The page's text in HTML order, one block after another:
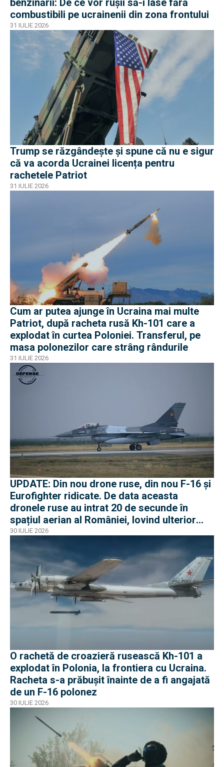
benzinării: De ce vor rușii să-i lase fără
combustibili pe ucrainenii din zona frontului
31 IULIE 2026
Trump se răzgândește și spune că nu e sigur
că va acorda Ucrainei licența pentru
rachetele Patriot
31 IULIE 2026
Cum ar putea ajunge în Ucraina mai multe
Patriot, după racheta rusă Kh-101 care a
explodat în curtea Poloniei. Transferul, pe
masa polonezilor care strâng rândurile
31 IULIE 2026
UPDATE: Din nou drone ruse, din nou F-16 și
Eurofighter ridicate. De data aceasta
dronele ruse au intrat 20 de secunde în
spațiul aerian al României, lovind ulterior
Ucraina
30 IULIE 2026
O rachetă de croazieră rusească Kh-101 a
explodat în Polonia, la frontiera cu Ucraina.
Racheta s-a prăbușit înainte de a fi angajată
de un F-16 polonez
30 IULIE 2026